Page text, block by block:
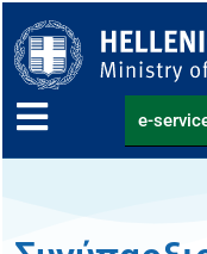
to
content
e-